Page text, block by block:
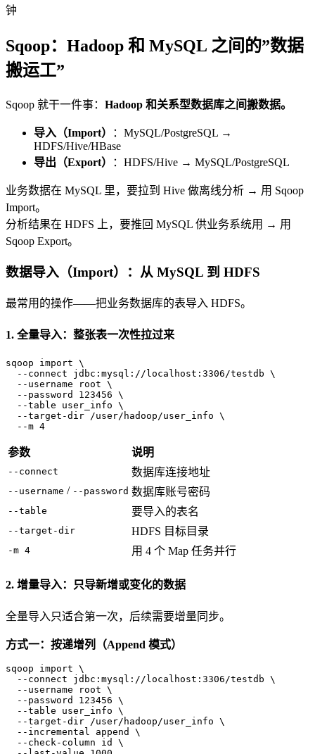
钟
Sqoop：Hadoop 和 MySQL 之间的”数据
搬运工”
Sqoop 就干一件事： Hadoop 和关系型数据库之间搬数据。
导入（Import）
：MySQL/PostgreSQL →
HDFS/Hive/HBase
导出（Export）
：HDFS/Hive → MySQL/PostgreSQL
业务数据在 MySQL 里，要拉到 Hive 做离线分析 → 用 Sqoop
Import。
分析结果在 HDFS 上，要推回 MySQL 供业务系统用 → 用
Sqoop Export。
数据导入（Import）：从 MySQL 到 HDFS
最常用的操作——把业务数据库的表导入 HDFS。
1. 全量导入：整张表一次性拉过来
sqoop import \
  --connect jdbc:mysql://localhost:3306/testdb \
  --username root \
  --password 123456 \
  --table user_info \
  --target-dir /user/hadoop/user_info \
  --m 4
参数 说明
--connect 数据库连接地址
--username / --password 数据库账号密码
--table 要导入的表名
--target-dir HDFS 目标目录
-m 4 用 4 个 Map 任务并行
2. 增量导入：只导新增或变化的数据
全量导入只适合第一次，后续需要增量同步。
方式一：按递增列（Append 模式）
sqoop import \
  --connect jdbc:mysql://localhost:3306/testdb \
  --username root \
  --password 123456 \
  --table user_info \
  --target-dir /user/hadoop/user_info \
  --incremental append \
  --check-column
id
\